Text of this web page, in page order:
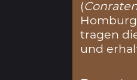
(
tragen
und